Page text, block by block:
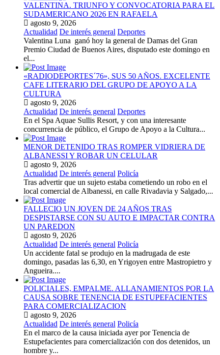
VALENTINA. TRIUNFO Y CONVOCATORIA PARA EL
SUDAMERICANO 2026 EN RAFAELA
agosto 9, 2026
Actualidad De interés general Deportes
Valentina Luna ganó hoy la general de Damas del Gran
Premio Ciudad de Buenos Aires, disputado este domingo en
el...
«RADIODEPORTES´76», SUS 50 AÑOS. EXCELENTE
CAFE LITERARIO DEL GRUPO DE APOYO A LA
CULTURA
agosto 9, 2026
Actualidad De interés general Deportes
En el Spa Aquae Sullis Resort, y con una interesante
concurrencia de público, el Grupo de Apoyo a la Cultura...
MENOR DETENIDO TRAS ROMPER VIDRIERA DE
ALBANESSI Y ROBAR UN CELULAR
agosto 9, 2026
Actualidad De interés general Policía
Tras advertir que un sujeto estaba cometiendo un robo en el
local comercial de Albanessi, en calle Rivadavia y Salgado,...
FALLECIO UN JOVEN DE 24 AÑOS TRAS
DESPISTARSE CON SU AUTO E IMPACTAR CONTRA
UN PAREDON
agosto 9, 2026
Actualidad De interés general Policía
Un accidente fatal se produjo en la madrugada de este
domingo, pasadas las 6,30, en Yrigoyen entre Mastropietro y
Angueira....
POLICIALES, EMPALME. ALLANAMIENTOS POR LA
CAUSA SOBRE TENENCIA DE ESTUPEFACIENTES
PARA COMERCIALIZACION
agosto 9, 2026
Actualidad De interés general Policía
En el marco de la causa iniciada ayer por Tenencia de
Estupefacientes para comercialización con dos detenidos, un
hombre y...